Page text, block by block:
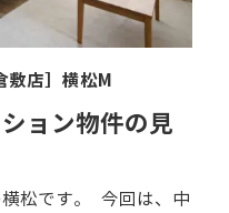
敷店］ 横松M
ョン物件の見
松です。 今回は、中